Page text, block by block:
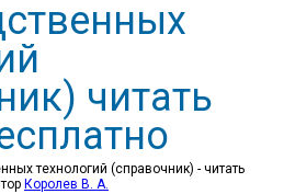
читать
технологий (справочник) - читать
Королев В. А.